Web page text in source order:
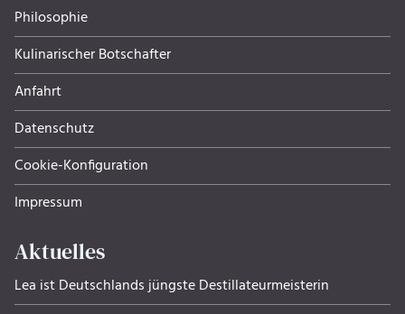
Philosophie
Kulinarischer Botschafter
Anfahrt
Datenschutz
Cookie-Konfiguration
Impressum
Aktuelles
Lea ist Deutschlands jüngste Destillateurmeisterin